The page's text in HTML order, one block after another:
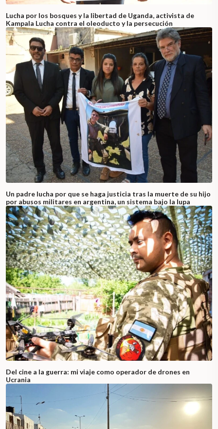
Lucha por los bosques y la libertad de Uganda, activista de
Kampala Lucha contra el oleoducto y la persecución
Un padre lucha por que se haga justicia tras la muerte de su hijo
por abusos militares en argentina, un sistema bajo la lupa
Del cine a la guerra: mi viaje como operador de drones en
Ucrania